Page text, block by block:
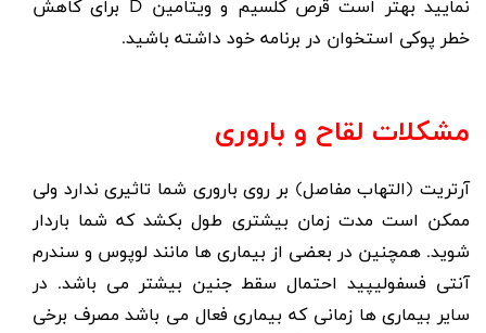
نمایید بهتر است قرص کلسیم و ویتامین D برای کاهش
خطر پوکی استخوان در برنامه خود داشته باشید.
مشکلات لقاح و باروری
آرتریت (التهاب مفاصل) بر روی باروری شما تاثیری ندارد ولی
ممکن است مدت زمان بیشتری طول بکشد که شما باردار
شوید. همچنین در بعضی از بیماری ها مانند لوپوس و سندرم
آنتی فسفولیپید احتمال سقط جنین بیشتر می باشد. در
سایر بیماری ها زمانی که بیماری فعال می باشد مصرف برخی